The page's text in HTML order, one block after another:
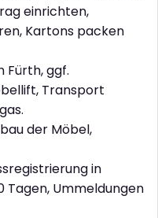
einrichten,
Kartons packen
Fürth, ggf.
Transport
der Möbel,
in
Tagen, Ummeldungen